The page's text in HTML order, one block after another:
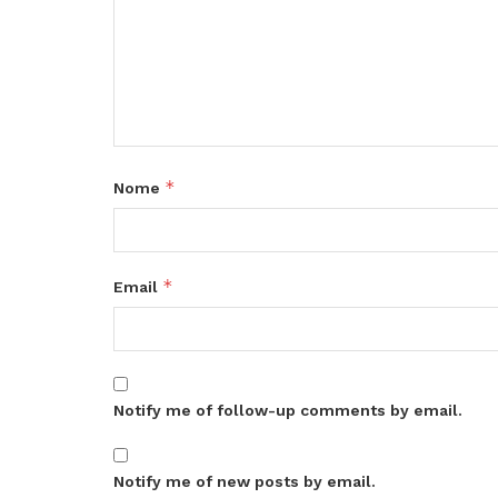
Nome *
Email *
Notify me of follow-up comments by email.
Notify me of new posts by email.